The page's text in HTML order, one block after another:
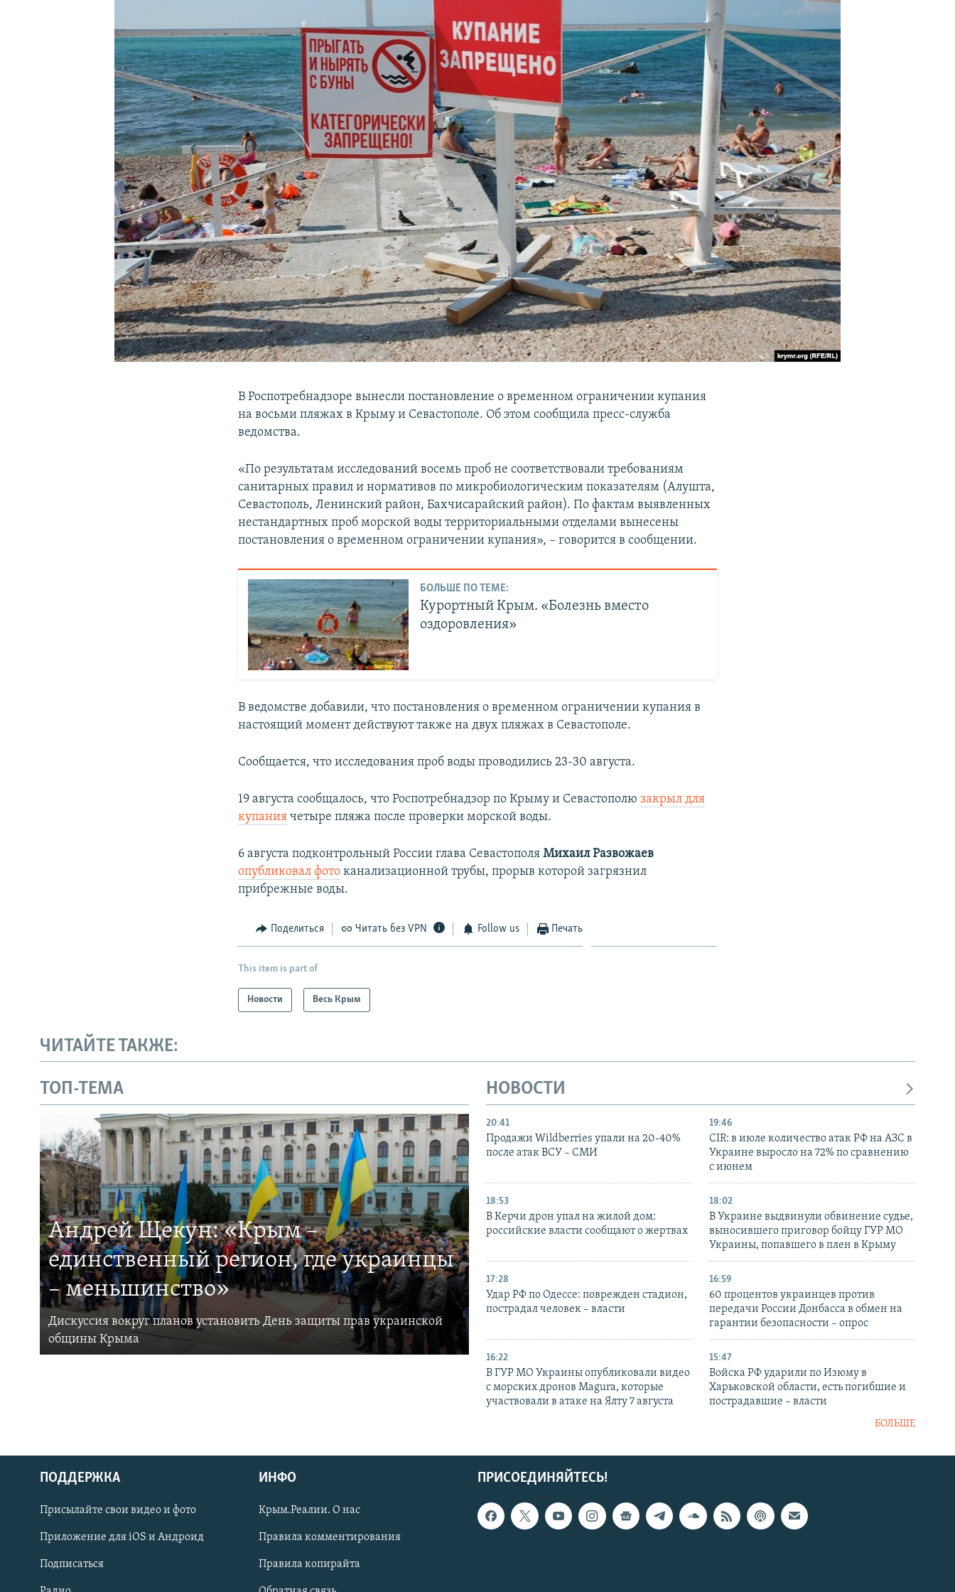
КРЫМ.НЕПОКОРЕННЫЙ
УКРАИНСКАЯ ПРОБЛЕМА КРЫМА
Українською
Qırımtatar
ПРИСОЕДИНЯЙТЕСЬ!
В Роспотребнадзоре вынесли постановление о временном ограничении купания
на восьми пляжах в Крыму и Севастополе. Об этом сообщила пресс-служба
ведомства.
«По результатам исследований восемь проб не соответствовали требованиям
санитарных правил и нормативов по микробиологическим показателям (Алушта,
Севастополь, Ленинский район, Бахчисарайский район). По фактам выявленных
нестандартных проб морской воды территориальными отделами вынесены
постановления о временном ограничении купания», – говорится в сообщении.
БОЛЬШЕ ПО ТЕМЕ:
Курортный Крым. «Болезнь вместо
оздоровления»
В ведомстве добавили, что постановления о временном ограничении купания в
настоящий момент действуют также на двух пляжах в Севастополе.
Сообщается, что исследования проб воды проводились 23-30 августа.
19 августа сообщалось, что Роспотребнадзор по Крыму и Севастополюзакрыл для
купания четыре пляжа после проверки морской воды.
6 августа подконтрольный России глава Севастополя Михаил Развожаев
опубликовал фото канализационной трубы, прорыв которой загрязнил
прибрежные воды.​
Поделиться Читать без VPN Follow us Печать
This item is part of
Новости Весь Крым
ЧИТАЙТЕ ТАКЖЕ:
ТОП-ТЕМА
Андрей Щекун: «Крым –
единственный регион, где украинцы
– меньшинство»
Дискуссия вокруг планов установить День защиты прав украинской
общины Крыма
НОВОСТИ
20:41
Продажи Wildberries упали на 20-40%
после атак ВСУ – СМИ
19:46
CIR: в июле количество атак РФ на АЗС в
Украине выросло на 72% по сравнению
с июнем
18:53
В Керчи дрон упал на жилой дом:
российские власти сообщают о жертвах
18:02
В Украине выдвинули обвинение судье,
выносившего приговор бойцу ГУР МО
Украины, попавшего в плен в Крыму
17:28
Удар РФ по Одессе: поврежден стадион,
пострадал человек – власти
16:59
60 процентов украинцев против
передачи России Донбасса в обмен на
гарантии безопасности – опрос
16:22
В ГУР МО Украины опубликовали видео
с морских дронов Magura, которые
участвовали в атаке на Ялту 7 августа
15:47
Войска РФ ударили по Изюму в
Харьковской области, есть погибшие и
пострадавшие – власти
БОЛЬШЕ
ПРИСОЕДИНЯЙТЕСЬ!
ПОДДЕРЖКА
Присылайте свои видео и фото
Приложение для iOS и Андроид
Подписаться
ИНФО
Крым.Реалии. О нас
Правила комментирования
Правила копирайта